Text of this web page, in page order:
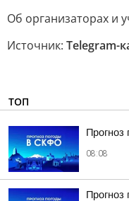
Об организаторах и
Источник: Telegram-
ТОП
Прогноз
08:08
Прогноз